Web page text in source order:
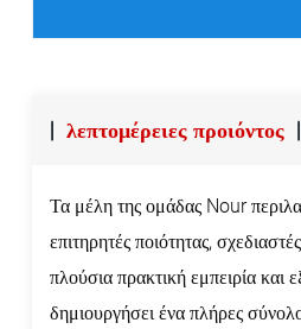
λεπτομέρειες προιόντος
Τα μέλη της ομάδας Nour
επιτηρητές ποιότητας,
πλούσια πρακτική εμπειρία και
δημιουργήσει ένα πλήρες